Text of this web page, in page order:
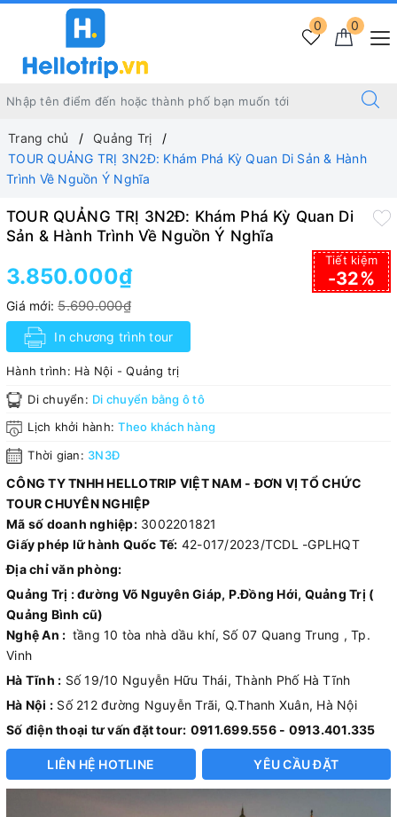
0
0
Trang chủ
Quảng Trị
TOUR QUẢNG TRỊ 3N2Đ: Khám Phá Kỳ Quan Di Sản & Hành
Trình Về Nguồn Ý Nghĩa
TOUR QUẢNG TRỊ 3N2Đ: Khám Phá Kỳ Quan Di
Sản & Hành Trình Về Nguồn Ý Nghĩa
3.850.000₫
Giá mới:5.690.000₫
Tiết kiệm
-32%
In chương trình tour
Hành trình: Hà Nội - Quảng trị
Di chuyển: Di chuyển bằng ô tô
Lịch khởi hành:Theo khách hàng
Thời gian: 3N3Đ
CÔNG TY TNHH HELLOTRIP VIỆT NAM - ĐƠN VỊ TỔ CHỨC
TOUR CHUYÊN NGHIỆP
Mã số doanh nghiệp:3002201821
Giấy phép lữ hành Quốc Tế: 42-017/2023/TCDL -GPLHQT
Địa chỉ văn phòng:
Quảng Trị : đường Võ Nguyên Giáp, P.Đồng Hới, Quảng Trị (
Quảng Bình cũ)
Nghệ An : tầng 10 tòa nhà dầu khí, Số 07 Quang Trung , Tp.
Vinh
Hà Tĩnh : Số 19/10 Nguyễn Hữu Thái, Thành Phố Hà Tĩnh
Hà Nội : Số 212 đường Nguyễn Trãi, Q.Thanh Xuân, Hà Nội
Số điện thoại tư vấn đặt tour: 0911.699.556 - 0913.401.335
LIÊN HỆ HOTLINE YÊU CẦU ĐẶT